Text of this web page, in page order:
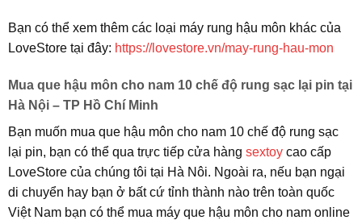
Bạn có thể xem thêm các loại máy rung hậu môn khác của
LoveStore tại đây: https://lovestore.vn/may-rung-hau-mon
Mua que hậu môn cho nam 10 chế độ rung sạc lại pin tại
Hà Nội – TP Hồ Chí Minh
Bạn muốn mua que hậu môn cho nam 10 chế độ rung sạc
lại pin, bạn có thể qua trực tiếp cửa hàng sextoy cao cấp
LoveStore của chúng tôi tại Hà Nôi. Ngoài ra, nếu bạn ngại
di chuyển hay bạn ở bất cứ tỉnh thành nào trên toàn quốc
Việt Nam bạn có thể mua máy que hậu môn cho nam online